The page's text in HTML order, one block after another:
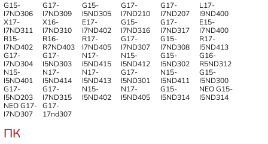
G15-
I7ND306
G17-
I7ND309
G15-
I5ND305
G17-
I7ND210
G17-
I7ND207
L17-
I9ND400
X17-
I7ND311
X16-
I7ND310
E17-
I7ND402
G15-
I7ND316
G17-
I7ND317
E15-
I7ND400
R15-
I7ND402
R16-
R7ND403
R17-
I7ND405
G17-
I7ND307
G15-
I7ND308
R17-
I5ND413
G17-
I7ND304
G17-
I5ND303
N17-
I5ND415
N15-
I5ND412
G15-
I5ND302
G16-
R5ND312
N15-
I5ND401
N17-
I5ND414
N17-
I5ND413
G17-
I5ND301
N15-
I5ND411
G15-
I5ND300
G17-
I5ND203
G17-
I7ND315
N15-
I5ND402
N17-
I5ND405
G15-
I5ND314
NEO G15-
I5ND314
NEO G17-
I7ND307
G17-
17nd307
ПК